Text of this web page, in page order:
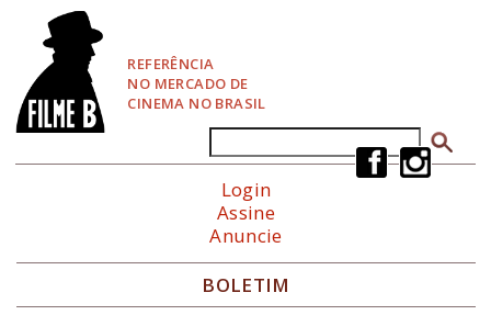
REFERÊNCIA
NO MERCADO DE
CINEMA NO BRASIL
Formulário de busca
Login
Assine
Anuncie
BOLETIM